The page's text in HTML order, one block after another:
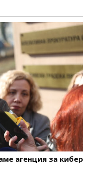
агенция за кибер